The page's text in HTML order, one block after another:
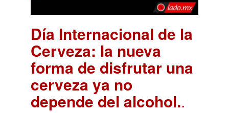
Día Internacional de la
Cerveza: la nueva
forma de disfrutar una
cerveza ya no
depende del alcohol..